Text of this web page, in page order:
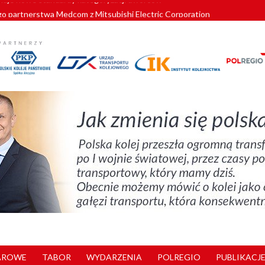
partnerstwa Medcom z Mitsubishi Electric Corporation
znów szuka dostawcy nowych EZT
kolejowych w północnej Wielkopolsce. Łatwiejsze dojazdy do pracy i
nowe standardy kategoryzacji dworców
TABOR WYDARZENIA POLREGIO